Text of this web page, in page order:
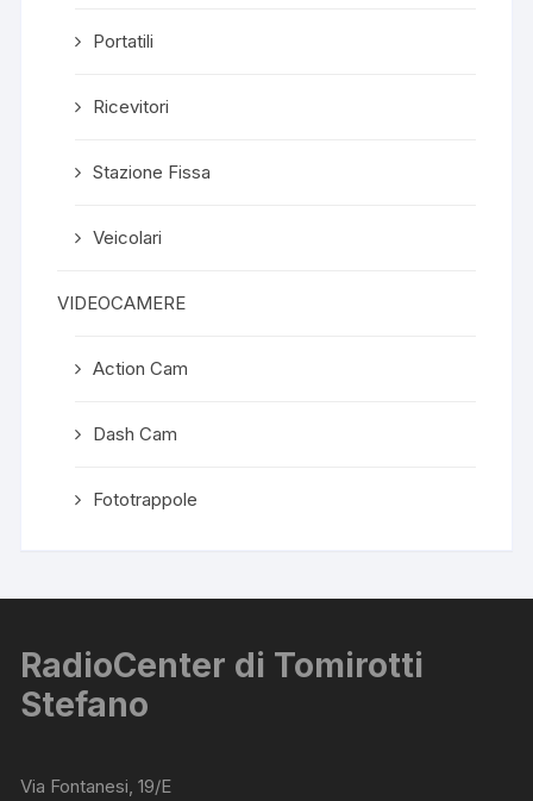
Portatili
Ricevitori
Stazione Fissa
Veicolari
VIDEOCAMERE
Action Cam
Dash Cam
Fototrappole
RadioCenter di Tomirotti
Stefano
Via Fontanesi, 19/E